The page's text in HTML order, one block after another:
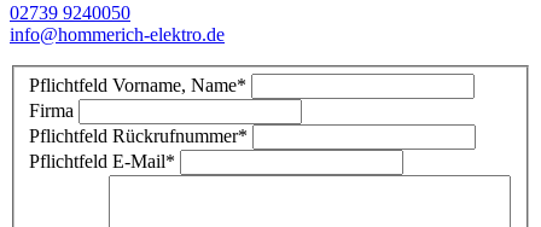
02739 9240050
info@hommerich-elektro.de
Pflichtfeld Vorname, Name*
Firma
Pflichtfeld Rückrufnummer*
Pflichtfeld E-Mail*